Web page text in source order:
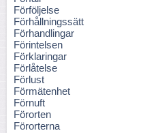
Förföljelse
Förhållningssätt
Förhandlingar
Förintelsen
Förklaringar
Förlåtelse
Förlust
Förmätenhet
Förnuft
Förorten
Förorterna